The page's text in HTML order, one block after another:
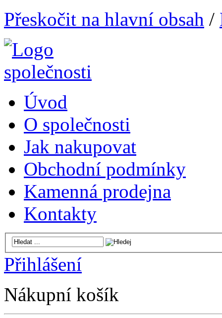
Přeskočit na hlavní obsah /
Úvod
O společnosti
Jak nakupovat
Obchodní podmínky
Kamenná prodejna
Kontakty
Přihlášení
Nákupní košík